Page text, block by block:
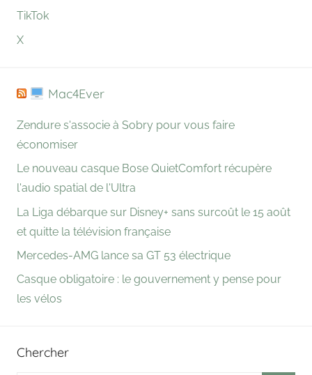
TikTok
X
Mac4Ever
Zendure s'associe à Sobry pour vous faire
économiser
Le nouveau casque Bose QuietComfort récupère
l'audio spatial de l'Ultra
La Liga débarque sur Disney+ sans surcoût le 15 août
et quitte la télévision française
Mercedes-AMG lance sa GT 53 électrique
Casque obligatoire : le gouvernement y pense pour
les vélos
Chercher